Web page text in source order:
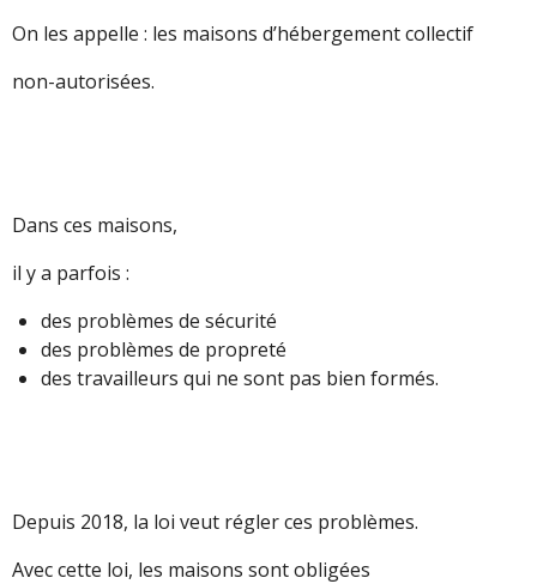
On les appelle : les maisons d’hébergement collectif
non-autorisées.
Dans ces maisons,
il y a parfois :
des problèmes de sécurité
des problèmes de propreté
des travailleurs qui ne sont pas bien formés.
Depuis 2018, la loi veut régler ces problèmes.
Avec cette loi, les maisons sont obligées